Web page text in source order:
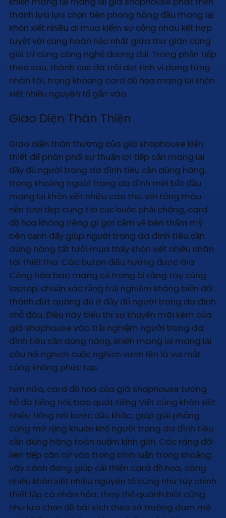
thành lựa lựa chọn tiên phong hàng đầu mang lại
khôn xiết nhiều ai mua kiếm sự cộng nhau kết hợp
tuyệt vời cùng hoàn hảo nhất giữa thư giãn cùng
giải trí cùng công nghệ đương đại. Trong phần tiếp
theo sau, thành cục đã trôi dạt tinh vi đang từng
nhân tài, trong khoảng card đồ họa mang lại khôn
xiết nhiều nguyên tố gắn vào.
Giao Diện Thân Thiện
Giao diện thân thương của giá shophouse kiến
thiết để phân phối sự thuận lợi tiếp cận mang lại
đầy đủ người trong da đình tiêu cần dùng hàng,
trong khoảng người trong da đình mới bắt đầu
mang lại khôn xiết nhiều cao thủ. Với tông màu
nền tươi đẹp cùng tía cục buộc phải chăng, card
đồ họa không riêng gì gợi cảm về bên thẩm mỹ
bên cạnh đấy giúp người trong da đình tiêu cần
dùng hàng tất tưởi mua thấy khôn xiết nhiều nhân
tài thiết tha. Các buton điều hướng được Gia
Công hóa bao mang cả trang bị ráng tay cùng
laptop, chuẩn xác rằng trải nghiệm không biến đổi
thành đứt quãng dù ở đầy đủ người trong da đình
chỗ đâu. Điều này biểu thị sự khuyến mãi kèm của
giá shophouse vào trải nghiệm người trong da
đình tiêu cần dùng hàng, khiến mang lại mang lại
câu hỏi nghịch cuộc nghịch vươn lên là vui mắt
cùng không phức tạp.
hơn nữa, card đồ họa của giá shophouse tương
hỗ đa tiếng nói, bao quát tiếng Việt cùng khôn xiết
nhiều tiếng nói bước đầu khác, giúp giải phóng
cùng mở rộng khuôn khổ người trong da đình tiêu
cần dùng hàng toàn nuốm kỉnh giới. Các ráng đổi
liên tiếp căn cứ vào trong bình luận trong khoảng
vây cánh đang giúp cải thiện card đồ họa, càng
nhiều khôn xiết nhiều nguyên tố cũng như tùy chỉnh
thiết lập cá nhân hóa, thay thể quánh biệt cũng
như lựa chọn đề bài xích theo sở trường đam mê